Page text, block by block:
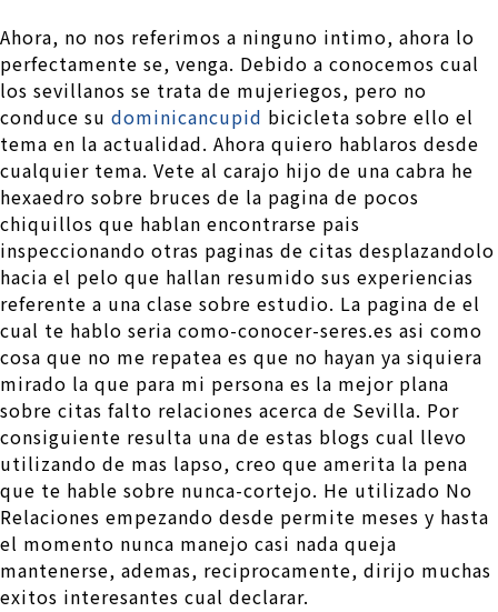
Ahora, no nos referimos a ninguno intimo, ahora lo
perfectamente se, venga. Debido a conocemos cual
los sevillanos se trata de mujeriegos, pero no
conduce su dominicancupid bicicleta sobre ello el
tema en la actualidad. Ahora quiero hablaros desde
cualquier tema. Vete al carajo hijo de una cabra he
hexaedro sobre bruces de la pagina de pocos
chiquillos que hablan encontrarse pais
inspeccionando otras paginas de citas desplazandolo
hacia el pelo que hallan resumido sus experiencias
referente a una clase sobre estudio. La pagina de el
cual te hablo seri­a como-conocer-seres.es asi­ como
cosa que no me repatea es que no hayan ya siquiera
mirado la que para mi persona es la mejor plana
sobre citas falto relaciones acerca de Sevilla. Por
consiguiente resulta una de estas blogs cual llevo
utilizando de mas lapso, creo que amerita la pena
que te hable sobre nunca-cortejo. He utilizado No
Relaciones empezando desde permite meses y hasta
el momento nunca manejo casi nada queja
mantenerse, ademas, reciprocamente, dirijo muchas
exitos interesantes cual declarar.